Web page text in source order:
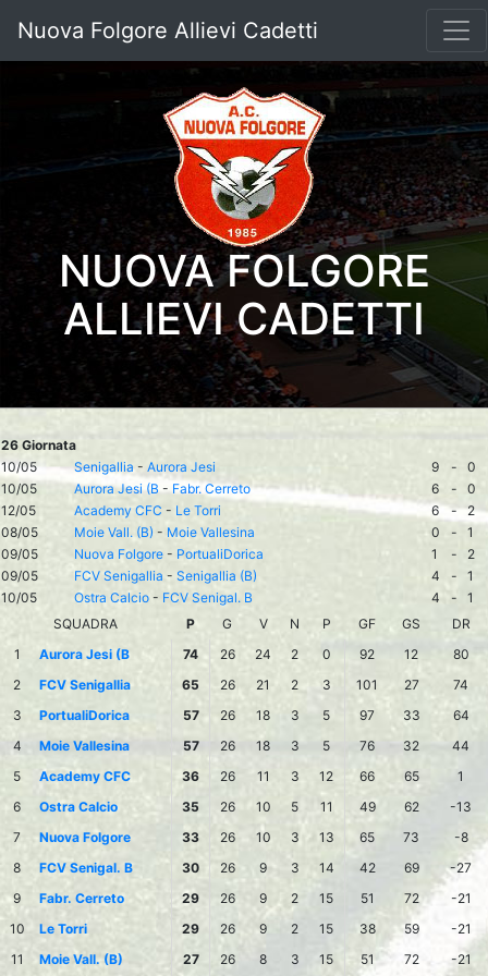
Nuova Folgore Allievi Cadetti
NUOVA FOLGORE
ALLIEVI CADETTI
26 Giornata
10/05
Senigallia - Aurora Jesi 9 -
0
10/05
Aurora Jesi (B-Fabr. Cerreto 6 -
0
12/05
Academy CFC - Le Torri 6 - 2
08/05
Moie Vall. (B) - Moie Vallesina 0 -
1
09/05
Nuova Folgore - PortualiDorica 1 -
2
09/05
FCV Senigallia - Senigallia (B) 4 -
1
10/05
Ostra Calcio - FCV Senigal. B 4 -
1
SQUADRA
P G V N P GF GS
DR
1
Aurora Jesi (B 74 26 24 2 0 92 12
80
2
FCV Senigallia 65 26 21 2 3 101 27
74
3
PortualiDorica 57 26 18 3 5 97 33
64
4
Moie Vallesina 57 26 18 3 5 76 32
44
5
Academy CFC 36 26 11 3 12 66 65
1
6
Ostra Calcio 35 26 10 5 11 49 62
-13
7
Nuova Folgore 33 26 10 3 13 65 73
-8
8
FCV Senigal. B 30 26 9 3 14 42 69
-27
9
Fabr. Cerreto 29 26 9 2 15 51 72
-21
10
Le Torri 29 26 9 2 15 38 59
-21
11
Moie Vall. (B) 27 26 8 3 15 51 72 -21